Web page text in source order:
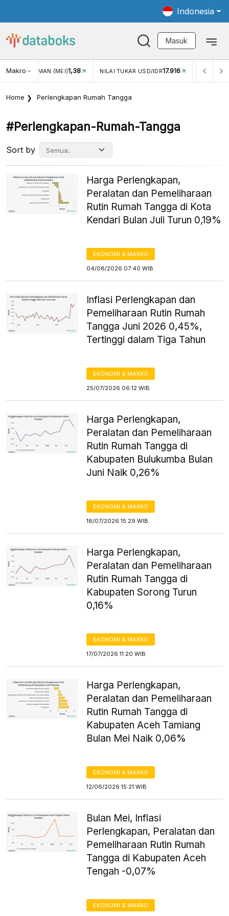
Indonesia
Masuk
MakroWISMAN (MEI)1,38 NILAI TUKAR USD/IDR17.916 INFLASI
Home Perlengkapan Rumah Tangga
#perlengkapan-Rumah-Tangga
Sort by
Harga Perlengkapan,
Peralatan dan Pemeliharaan
Rutin Rumah Tangga di Kota
Kendari Bulan Juli Turun 0,19%
EKONOMI & MAKRO
04/08/2026 07:40 WIB
Inflasi Perlengkapan dan
Pemeliharaan Rutin Rumah
Tangga Juni 2026 0,45%,
Tertinggi dalam Tiga Tahun
EKONOMI & MAKRO
25/07/2026 06:12 WIB
Harga Perlengkapan,
Peralatan dan Pemeliharaan
Rutin Rumah Tangga di
Kabupaten Bulukumba Bulan
Juni Naik 0,26%
EKONOMI & MAKRO
18/07/2026 15:29 WIB
Harga Perlengkapan,
Peralatan dan Pemeliharaan
Rutin Rumah Tangga di
Kabupaten Sorong Turun
0,16%
EKONOMI & MAKRO
17/07/2026 11:20 WIB
Harga Perlengkapan,
Peralatan dan Pemeliharaan
Rutin Rumah Tangga di
Kabupaten Aceh Tamiang
Bulan Mei Naik 0,06%
EKONOMI & MAKRO
12/06/2026 15:21 WIB
Bulan Mei, Inflasi
Perlengkapan, Peralatan dan
Pemeliharaan Rutin Rumah
Tangga di Kabupaten Aceh
Tengah -0,07%
EKONOMI & MAKRO